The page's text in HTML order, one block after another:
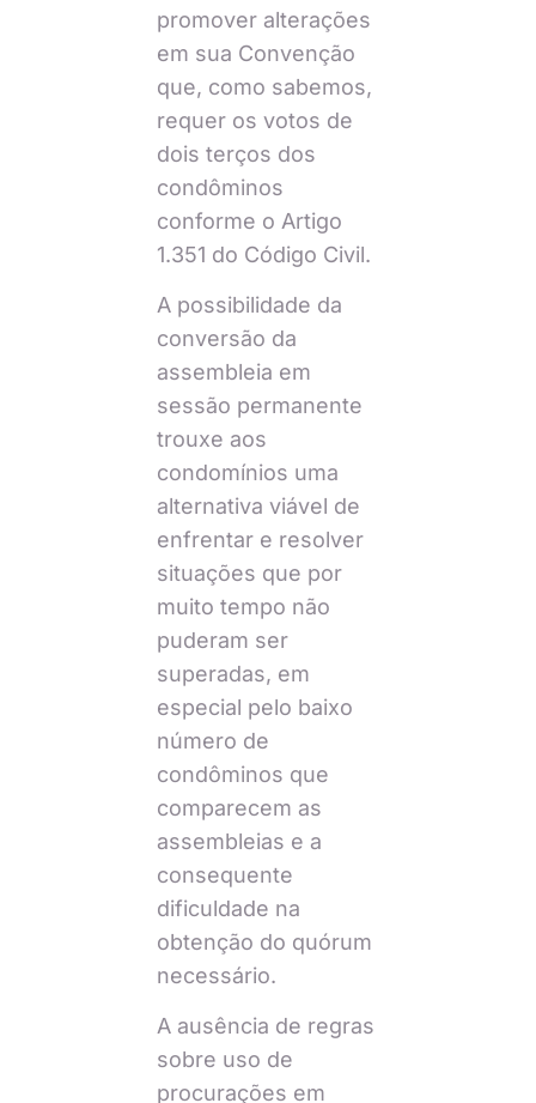
promover alterações
em sua Convenção
que, como sabemos,
requer os votos de
dois terços dos
condôminos
conforme o Artigo
1.351 do Código Civil.
A possibilidade da
conversão da
assembleia em
sessão permanente
trouxe aos
condomínios uma
alternativa viável de
enfrentar e resolver
situações que por
muito tempo não
puderam ser
superadas, em
especial pelo baixo
número de
condôminos que
comparecem as
assembleias e a
consequente
dificuldade na
obtenção do quórum
necessário.
A ausência de regras
sobre uso de
procurações em